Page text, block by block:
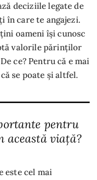
deciziile legate de
care te angajezi.
oameni își cunosc
valorile părinților
ce? Pentru că e mai
se poate și altfel.
pentru
această viață?
este cel mai